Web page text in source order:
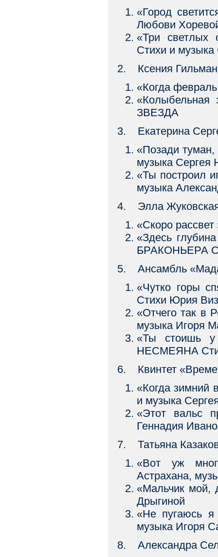
«Город
Любови
«Три
Стихи и музыка
2. Ксения
«Когда
ЗВЕЗДА
3. Екатерина
«Позади
музыка Сергея
«Ты построил
музыка
4. Элла
«Скоро
«Здесь
БРАКОНЬЕРА
5. Ансамбль
«Чутко горы
Стихи Юрия
«Отчего так в
музыка Игоря
«Ты стоишь
НЕСМЕЯНА
6. Квинтет
«Когда
и музыка
«Этот вальс
Геннадия
7. Татьяна
«Вот уж
Астрахана,
«Мальчик мой,
Дрыгиной
«Не пугаюсь
музыка Игоря
8. Александра